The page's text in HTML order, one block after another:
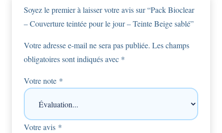
Soyez le premier à laisser votre avis sur “Pack Bioclear
– Couverture teintée pour le jour – Teinte Beige sablé”
Votre adresse e-mail ne sera pas publiée. Les champs
obligatoires sont indiqués avec *
Votre note *
Votre avis *